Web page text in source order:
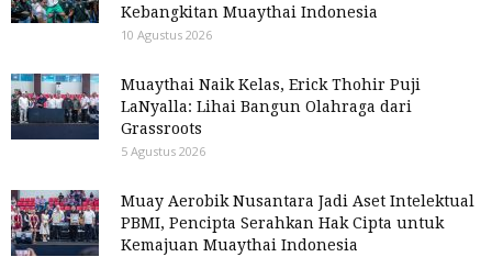
Kebangkitan Muaythai Indonesia
10 Agustus 2026
Muaythai Naik Kelas, Erick Thohir Puji
LaNyalla: Lihai Bangun Olahraga dari
Grassroots
5 Agustus 2026
Muay Aerobik Nusantara Jadi Aset Intelektual
PBMI, Pencipta Serahkan Hak Cipta untuk
Kemajuan Muaythai Indonesia